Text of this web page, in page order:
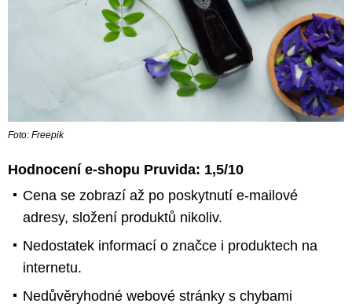
Foto: Freepik
Hodnocení e-shopu Pruvida: 1,5/10
Cena se zobrazí až po poskytnutí e-mailové
adresy, složení produktů nikoliv.
Nedostatek informací o značce i produktech na
internetu.
Nedůvěryhodné webové stránky s chybami